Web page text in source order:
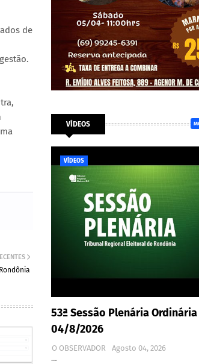
de
VÍDEOS
VÍDEOS
53ª Sessão Plenária
04/8/2026
O OBSERVADOR
Agosto 04, 2026
…